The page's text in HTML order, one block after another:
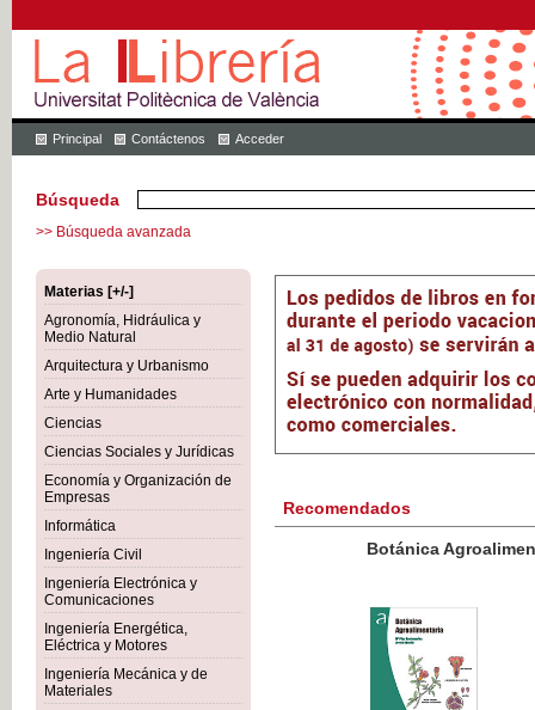
Principal Contáctenos Acceder
Búsqueda
>> Búsqueda avanzada
Materias [+/-]
Agronomía, Hidráulica y
Medio Natural
Arquitectura y Urbanismo
Arte y Humanidades
Ciencias
Ciencias Sociales y Jurídicas
Economía y Organización de
Empresas
Informática
Ingeniería Civil
Ingeniería Electrónica y
Comunicaciones
Ingeniería Energética,
Eléctrica y Motores
Ingeniería Mecánica y de
Materiales
Recomendados
Botánica Agroalimentaria